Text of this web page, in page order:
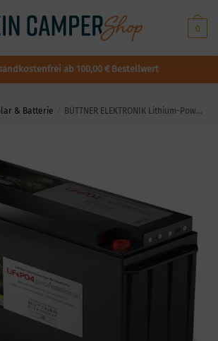
0
ab 100,00 € Bestellwert
& Batterie BÜTTNER ELEKTRONIK Lithium-Power Bordbatterie Typ MT Li 180 Ah inkl. EINBAU